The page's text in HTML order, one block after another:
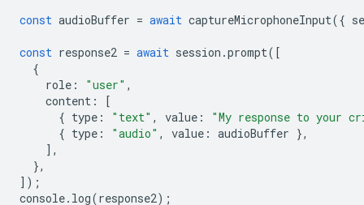
const audioBuffer = await captureMicrophoneInput({
const response2 = await session .prompt([
{
role : "user" ,
content :
[
{ type : "text" , value :
"My response to your
{ type : "audio" , value : audioBuffer },
],
},
]);
console. log(response2);